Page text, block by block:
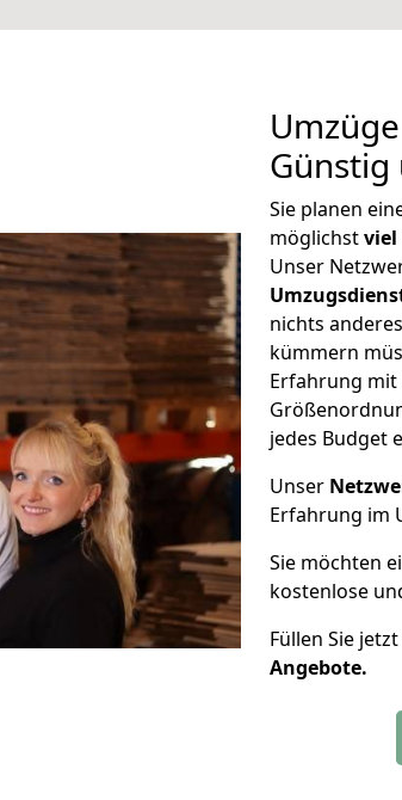
Günstig
Sie planen
möglichstviel
Unser
nichts
kümmern
Erfahrung mit
jedes Budget
Unser
Erfahrung im
Sie möchten
kostenlose
Füllen Sie
Angebote.